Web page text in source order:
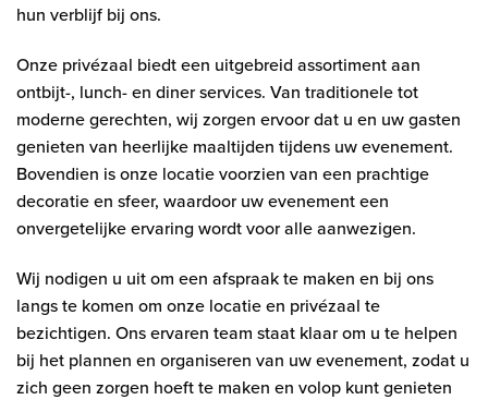
hun verblijf bij ons.
Onze privézaal biedt een uitgebreid assortiment aan
ontbijt-, lunch- en diner services. Van traditionele tot
moderne gerechten, wij zorgen ervoor dat u en uw gasten
genieten van heerlijke maaltijden tijdens uw evenement.
Bovendien is onze locatie voorzien van een prachtige
decoratie en sfeer, waardoor uw evenement een
onvergetelijke ervaring wordt voor alle aanwezigen.
Wij nodigen u uit om een afspraak te maken en bij ons
langs te komen om onze locatie en privézaal te
bezichtigen. Ons ervaren team staat klaar om u te helpen
bij het plannen en organiseren van uw evenement, zodat u
zich geen zorgen hoeft te maken en volop kunt genieten